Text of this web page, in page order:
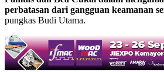
perbatasan dari gangguan keamanan
pungkas Budi Utama.